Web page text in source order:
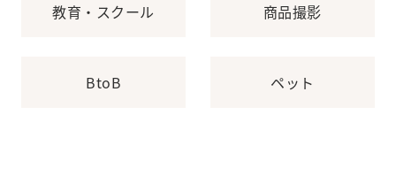
教育・スクール 商品撮影
BtoB ペット